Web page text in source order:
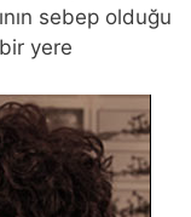
sebep olduğu
yere